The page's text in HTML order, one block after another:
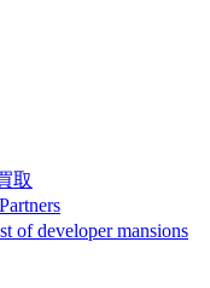
取
of developer mansions